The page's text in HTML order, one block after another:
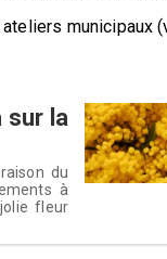
municipaux
la
du
à
fleur